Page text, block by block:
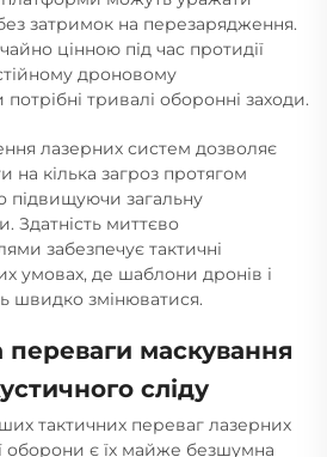
затримок на перезарядження.
цінною під час протидії
дроновому
тривалі оборонні заходи.
лазерних систем дозволяє
на кілька загроз протягом
підвищуючи загальну
Здатність миттєво
забезпечує тактичні
умовах, де шаблони дронів і
швидко змінюватися.
переваги маскування
сліду
тактичних переваг лазерних
оборони є їх майже безшумна